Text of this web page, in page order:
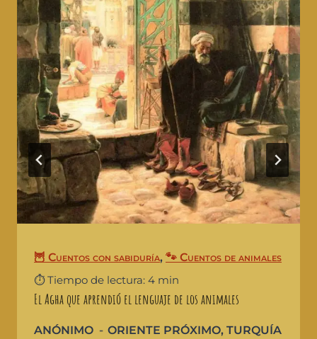
🦉 Cuentos con sabiduría, 🐾 Cuentos de animales
⏱️ Tiempo de lectura: 4 min
El Agha que aprendió el lenguaje de los animales
ANÓNIMO ORIENTE PRÓXIMO, TURQUÍA